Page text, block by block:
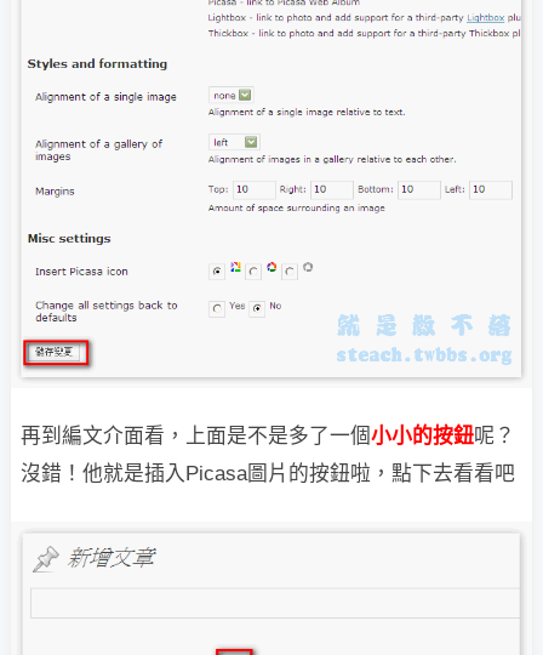
再到編文介面看，上面是不是多了一個小小的按鈕呢？
沒錯！他就是插入Picasa圖片的按鈕啦，點下去看看吧